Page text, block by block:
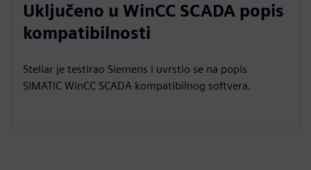
Uključeno u WinCC SCADA popis
kompatibilnosti
Stellar je testirao Siemens i uvrstio se na popis
SIMATIC WinCC SCADA kompatibilnog softvera.